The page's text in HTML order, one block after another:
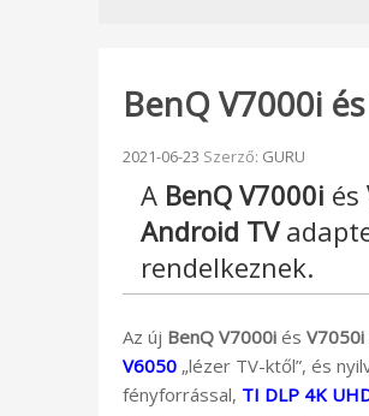
BenQ V7000i
Beküldve:
2021-06-23 Szerző: GURU
A BenQ V7000i és
Android TV
rendelkeznek.
Az új BenQ V7000i és V7050i
V6050 „lézer TV-ktől”, és
fényforrással, TI DLP 4K